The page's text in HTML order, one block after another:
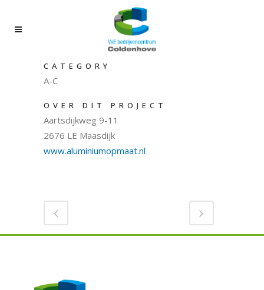
CATEGORY
A-C
OVER DIT PROJECT
Aartsdijkweg 9-11
2676 LE Maasdijk
www.aluminiumopmaat.nl